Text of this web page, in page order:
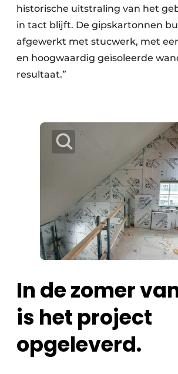
historische uitstraling van het
in tact blijft. De gipskartonnen
afgewerkt met stucwerk, met
en hoogwaardig geïsoleerde
resultaat.”
In de zomer
is het project
opgeleverd.